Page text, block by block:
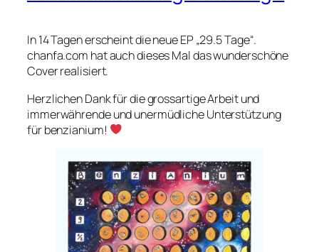
In 14 Tagen erscheint die neue EP „29.5 Tage“.
chanfa.com hat auch dieses Mal das wunderschöne
Cover realisiert.
Herzlichen Dank für die grossartige Arbeit und
immerwährende und unermüdliche Unterstützung
für benzianium!